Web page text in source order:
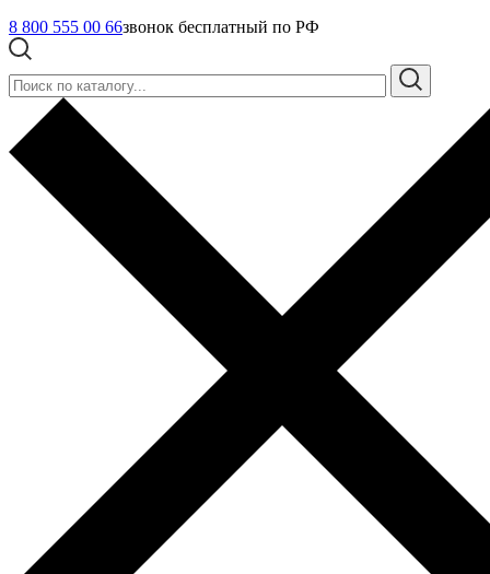
8 800 555 00 66звонок бесплатный по РФ